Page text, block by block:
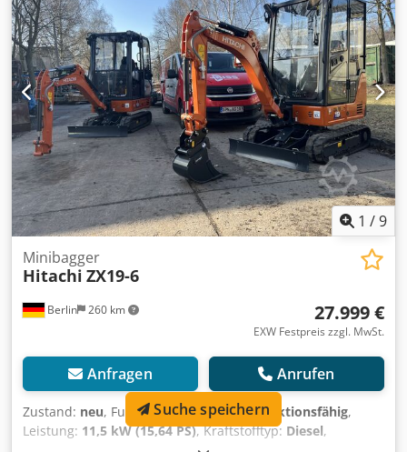
Hersteller: Liebherr Modell: 180 EC-H 10 Litronic
Maschinentyp: Obendreherkran Werknummer: 44.173
Baujahr: 2005 Ausladung: 45,0 m Traglastklasse: 10 t
Steuerung: Litronic Ausführung: Nur Oberkran
Einsatzbereich: Hochbau, Industrie, Baustellen Zustand:
gebraucht
1 /9
Berlin 260 km
Minibagger
Hitachi ZX19-6
27.999 €
EXW Festpreis zzgl. MwSt.
Anfragen Anrufen
Zustand: neu, Funktionsfähigkeit:voll funktionsfähig,
Leistung: 11,5 kW (15,64 PS), Kraftstofftyp: Diesel,
Suche speichern